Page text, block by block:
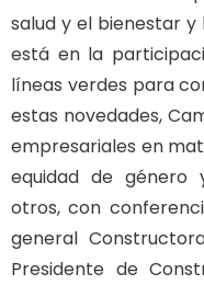
salud y el bienestar
está en la
líneas verdes para
estas novedades,
empresariales en
equidad de género
otros, con
general
Presidente de